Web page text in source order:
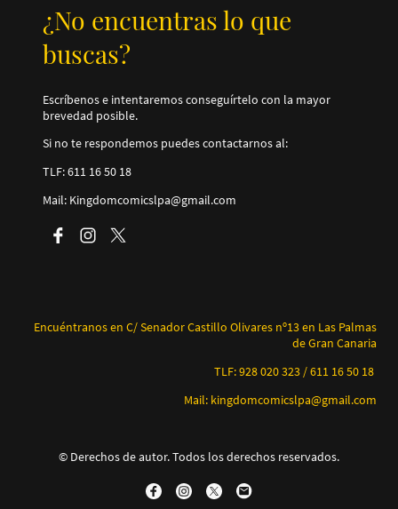
¿No encuentras lo que
buscas?
Escríbenos e intentaremos conseguírtelo con la mayor
brevedad posible.
Si no te respondemos puedes contactarnos al:
TLF: 611 16 50 18
Mail: Kingdomcomicslpa@gmail.com
Encuéntranos en C/ Senador Castillo Olivares nº13 en Las Palmas
de Gran Canaria
TLF: 928 020 323 / 611 16 50 18
Mail: kingdomcomicslpa@gmail.com
© Derechos de autor. Todos los derechos reservados.